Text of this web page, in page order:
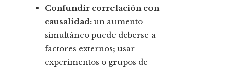
Confundir correlación con
causalidad: un aumento
simultáneo puede deberse a
factores externos; usar
experimentos o grupos de